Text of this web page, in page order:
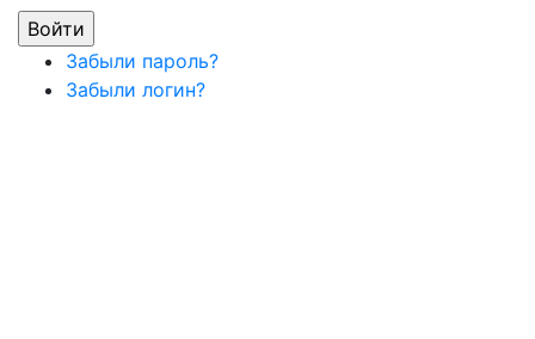
Забыли пароль?
Забыли логин?